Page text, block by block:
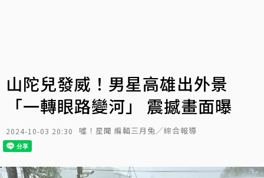
山陀兒發威！男星高雄出外景
「一轉眼路變河」 震撼畫面曝
2024-10-03 20:30 噓！星聞 編輯三月兔／綜合報導